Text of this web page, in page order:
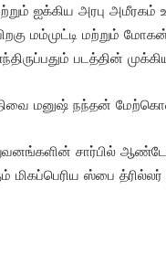
ஐக்கிய அரபு அமீரகம்
மம்முட்டி மற்றும்
படத்தின்
மனுஷ் நந்தன்
சார்பில்
ஸ்பை த்ரில்லர்